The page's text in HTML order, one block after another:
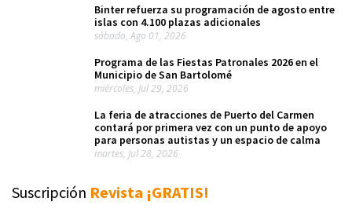
Binter refuerza su programación de agosto entre
islas con 4.100 plazas adicionales
sábado, Ago 01, 2026
Programa de las Fiestas Patronales 2026 en el
Municipio de San Bartolomé
miércoles, Jul 29, 2026
La feria de atracciones de Puerto del Carmen
contará por primera vez con un punto de apoyo
para personas autistas y un espacio de calma
martes, Jul 28, 2026
Suscripción Revista ¡GRATIS!